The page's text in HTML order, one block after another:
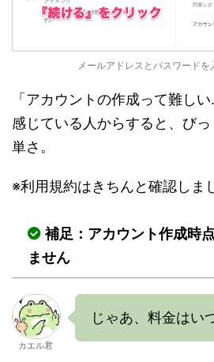
メールアドレスとパスワードを
「アカウントの作成って難し
感じている人からすると、び
単さ。
※利用規約はきちんと確認しま
補足：アカウント作成時
ません
カエル君
じゃあ、料金はい